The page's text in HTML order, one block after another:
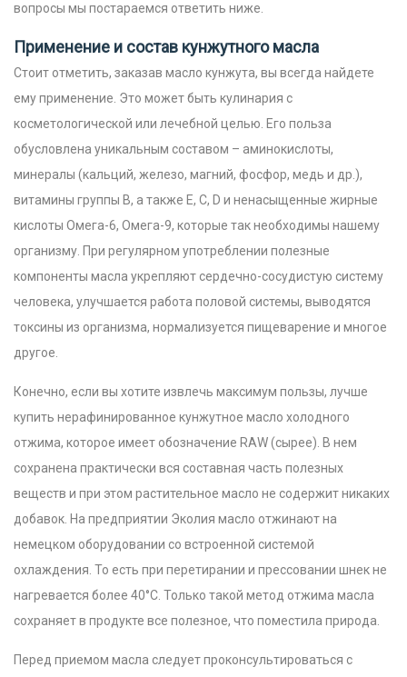
вопросы мы постараемся ответить ниже.
Применение и состав кунжутного масла
Стоит отметить, заказав масло кунжута, вы всегда найдете
ему применение. Это может быть кулинария с
косметологической или лечебной целью. Его польза
обусловлена уникальным составом – аминокислоты,
минералы (кальций, железо, магний, фосфор, медь и др.),
витамины группы В, а также Е, С, D и ненасыщенные жирные
кислоты Омега-6, Омега-9, которые так необходимы нашему
организму. При регулярном употреблении полезные
компоненты масла укрепляют сердечно-сосудистую систему
человека, улучшается работа половой системы, выводятся
токсины из организма, нормализуется пищеварение и многое
другое.
Конечно, если вы хотите извлечь максимум пользы, лучше
купить нерафинированное кунжутное масло холодного
отжима, которое имеет обозначение RAW (сырее). В нем
сохранена практически вся составная часть полезных
веществ и при этом растительное масло не содержит никаких
добавок. На предприятии Эколия масло отжинают на
немецком оборудовании со встроенной системой
охлаждения. То есть при перетирании и прессовании шнек не
нагревается более 40°C. Только такой метод отжима масла
сохраняет в продукте все полезное, что поместила природа.
Перед приемом масла следует проконсультироваться с